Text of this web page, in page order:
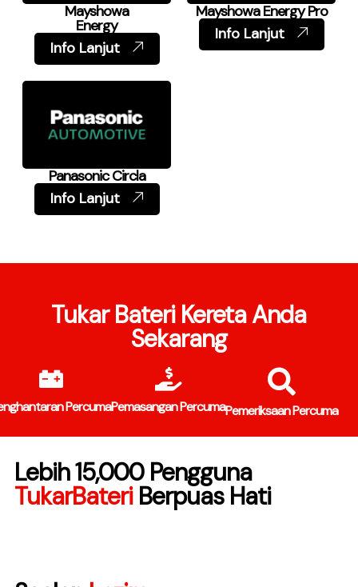
Mayshowa
Energy
Info Lanjut
Mayshowa Energy Pro
Info Lanjut
Panasonic Circla
Info Lanjut
Tukar Bateri Kereta Anda
Sekarang
PercumaPemasangan PercumaPemeriksaan Percuma
Lebih 15,000 Pengguna
TukarBateriBerpuas Hati